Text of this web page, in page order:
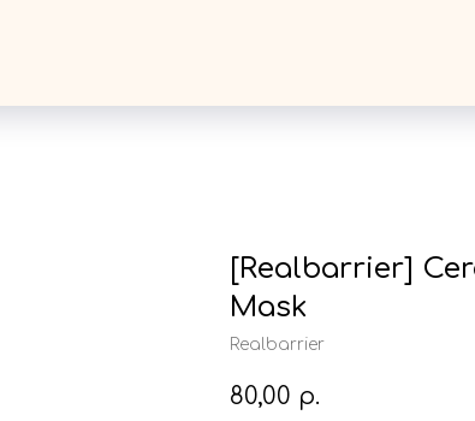
[Realbarrier]
Mask
Realbarrier
80,00 р.